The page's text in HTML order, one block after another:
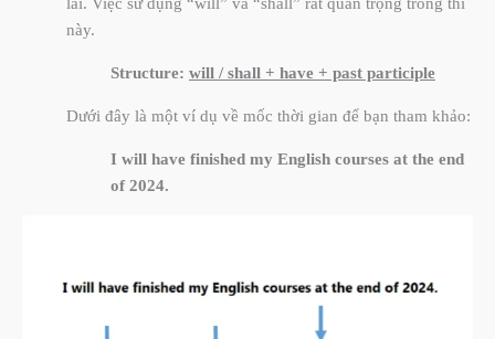
này.
Structure: will / shall + have + past participle
Dưới đây là một ví dụ về mốc thời gian để bạn tham khảo:
I will have finished my English courses at the end
of 2024.